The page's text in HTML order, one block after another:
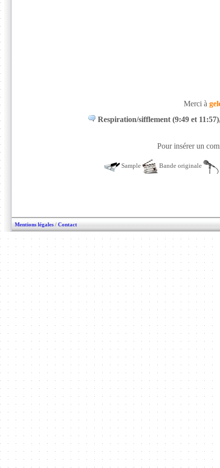
Merci à
Respiration/sifflement (9:49 et
Pour insérer un
Sample Bande originale
Mentions légales / Contact